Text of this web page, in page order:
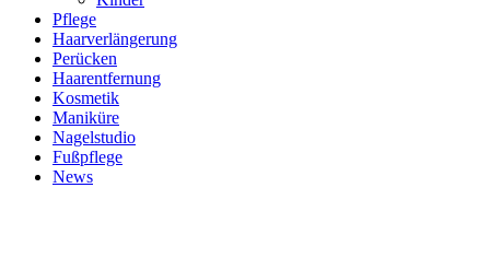
HändenPflege
Haarverlängerung
Perücken
Haarentfernung
Kosmetik
Maniküre
Nagelstudio
Fußpflege
News